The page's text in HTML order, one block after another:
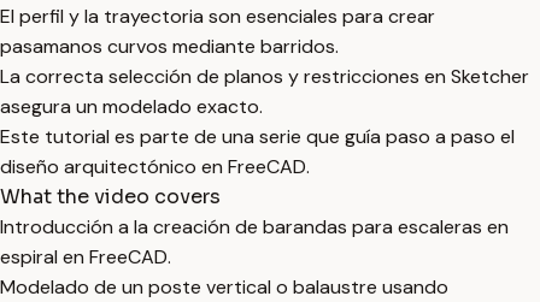
El perfil y la trayectoria son esenciales para crear
pasamanos curvos mediante barridos.
La correcta selección de planos y restricciones en Sketcher
asegura un modelado exacto.
Este tutorial es parte de una serie que guía paso a paso el
diseño arquitectónico en FreeCAD.
What the video covers
Introducción a la creación de barandas para escaleras en
espiral en FreeCAD.
Modelado de un poste vertical o balaustre usando